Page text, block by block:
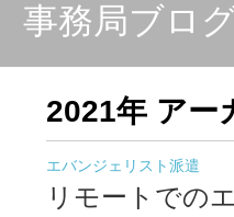
事務局ブロ
2021年 アー
エバンジェリスト派遣
リモートでの